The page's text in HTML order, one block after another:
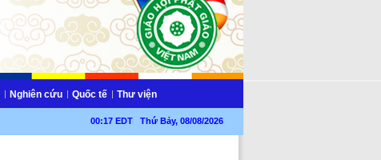
Nghiên cứu Quốc tế Thư viện
00:17 EDT Thứ Bảy, 08/08/2026